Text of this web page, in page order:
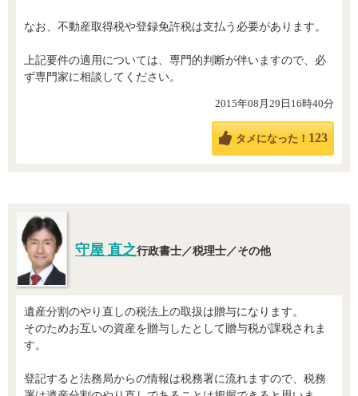
なお、不動産取得税や登録免許税は支払う必要があります。
上記要件の適用については、専門的判断が伴いますので、必
ず専門家に相談してください。
2015年08月29日16時40分
タメになった！ 123
守屋 直之行政書士／税理士／その他
遺産分割のやり直しの税法上の取扱は贈与になります。
そのためお互いの資産を贈与したとして贈与税が課税されま
す。
登記すると法務局からの情報は税務署に流れますので、税務